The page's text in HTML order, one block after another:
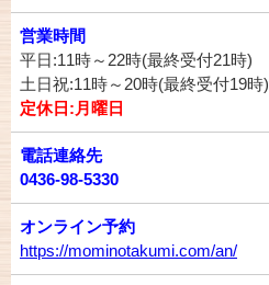
営業時間
平日:11時～22時(最終受付21時)
土日祝:11時～20時(最終受付19時)
定休日:月曜日
電話連絡先
0436-98-5330
オンライン予約
https://mominotakumi.com/an/